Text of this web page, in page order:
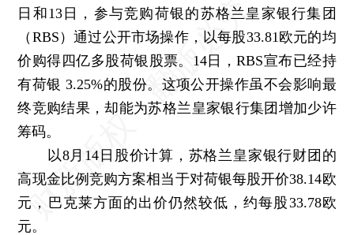
日和13日，参与竞购荷银的苏格兰皇家银行集团
（RBS）通过公开市场操作，以每股33.81欧元的均
价购得四亿多股荷银股票。14日，RBS宣布已经持
有荷银 3.25%的股份。这项公开操作虽不会影响最
终竞购结果，却能为苏格兰皇家银行集团增加少许
筹码。
以8月14日股价计算，苏格兰皇家银行财团的
高现金比例竞购方案相当于对荷银每股开价38.14欧
元，巴克莱方面的出价仍然较低，约每股33.78欧
元。